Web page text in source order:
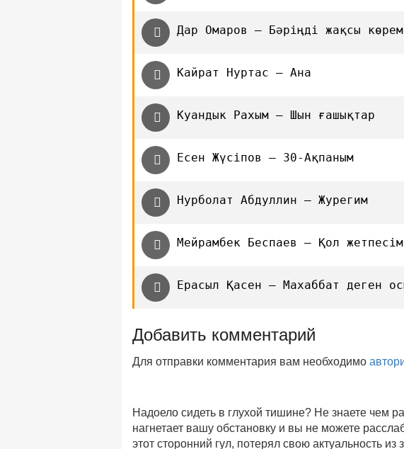
Дар Омаров — Бәріңді жақсы
Кайрат Нуртас — Ана
Куандык Рахым — Шын ғашықтар
Есен Жүсіпов — 30-Ақпаным
Нурболат Абдуллин — Журегим
Мейрамбек Беспаев — Қол жетпесім
Ерасыл Қасен — Махаббат деген
Добавить комментарий
Для отправки комментария вам необходимо
Надоело сидеть в глухой тишине? Не знаете
нагнетает вашу обстановку и вы не можете
этот сторонний гул, потерял свою актуальность